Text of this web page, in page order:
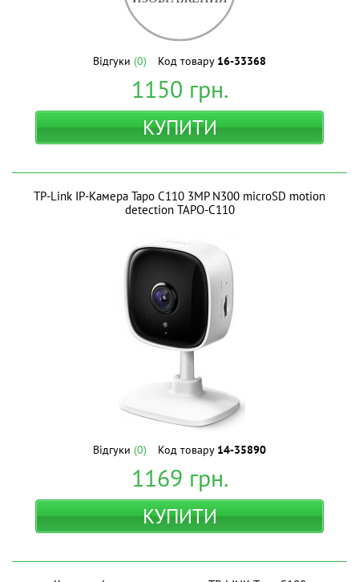
Відгуки (0) Код товару 16-33368
1150 грн.
КУПИТИ
TP-Link IP-Камера Tapo C110 3MP N300 microSD motion
detection TAPO-C110
Відгуки (0) Код товару 14-35890
1169 грн.
КУПИТИ